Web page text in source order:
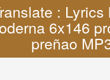
: Lyrics
6x146
preñao